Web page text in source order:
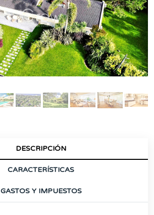
DESCRIPCIÓN
CARACTERÍSTICAS
GASTOS Y IMPUESTOS